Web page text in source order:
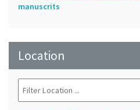
manuscrits
Location